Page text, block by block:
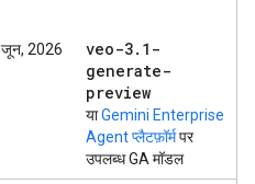
2026 veo-3. 1-
generate-
preview
याGemini Enterprise
Agent प्लैटफ़ॉर्मपर
उपलब्ध GA मॉडल